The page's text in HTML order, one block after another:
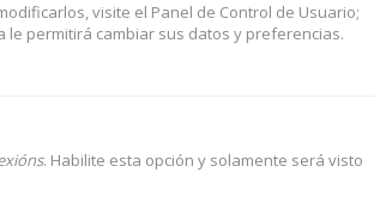
visite el Panel de Control de Usuario;
permitirá cambiar sus datos y preferencias.
. Habilite esta opción y solamente será visto